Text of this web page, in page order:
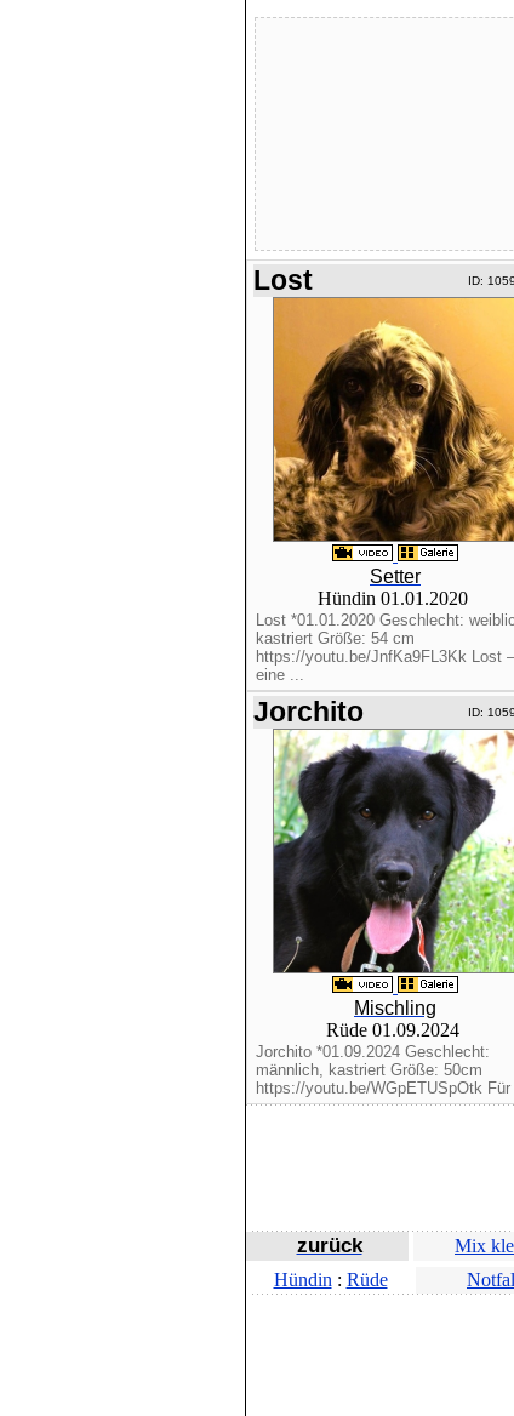
Lost ID:
Setter
Hündin 01.01.2020
Lost *01.01.2020 Geschlecht:
kastriert Größe: 54 cm
https://youtu.be/JnfKa9FL3Kk Lost –
eine ...
Jorchito ID:
Mischling
Rüde 01.09.2024
Jorchito *01.09.2024 Geschlecht:
männlich, kastriert Größe: 50cm
https://youtu.be/WGpETUSpOtk Für
zurück Mix
Hündin : Rüde